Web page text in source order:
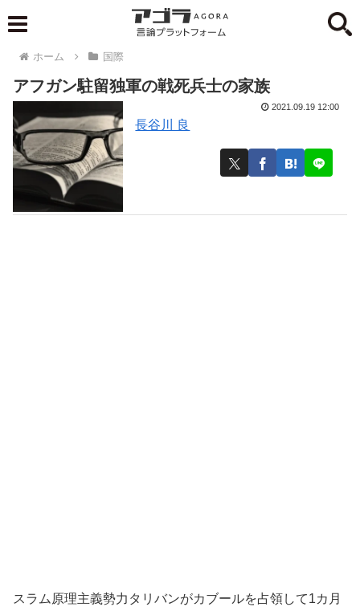
ホーム 国際
アフガン駐留独軍の戦死兵士の家族
長谷川 良
2021.09.19 12:00
スラム原理主義勢力タリバンがカブールを占領して1カ月